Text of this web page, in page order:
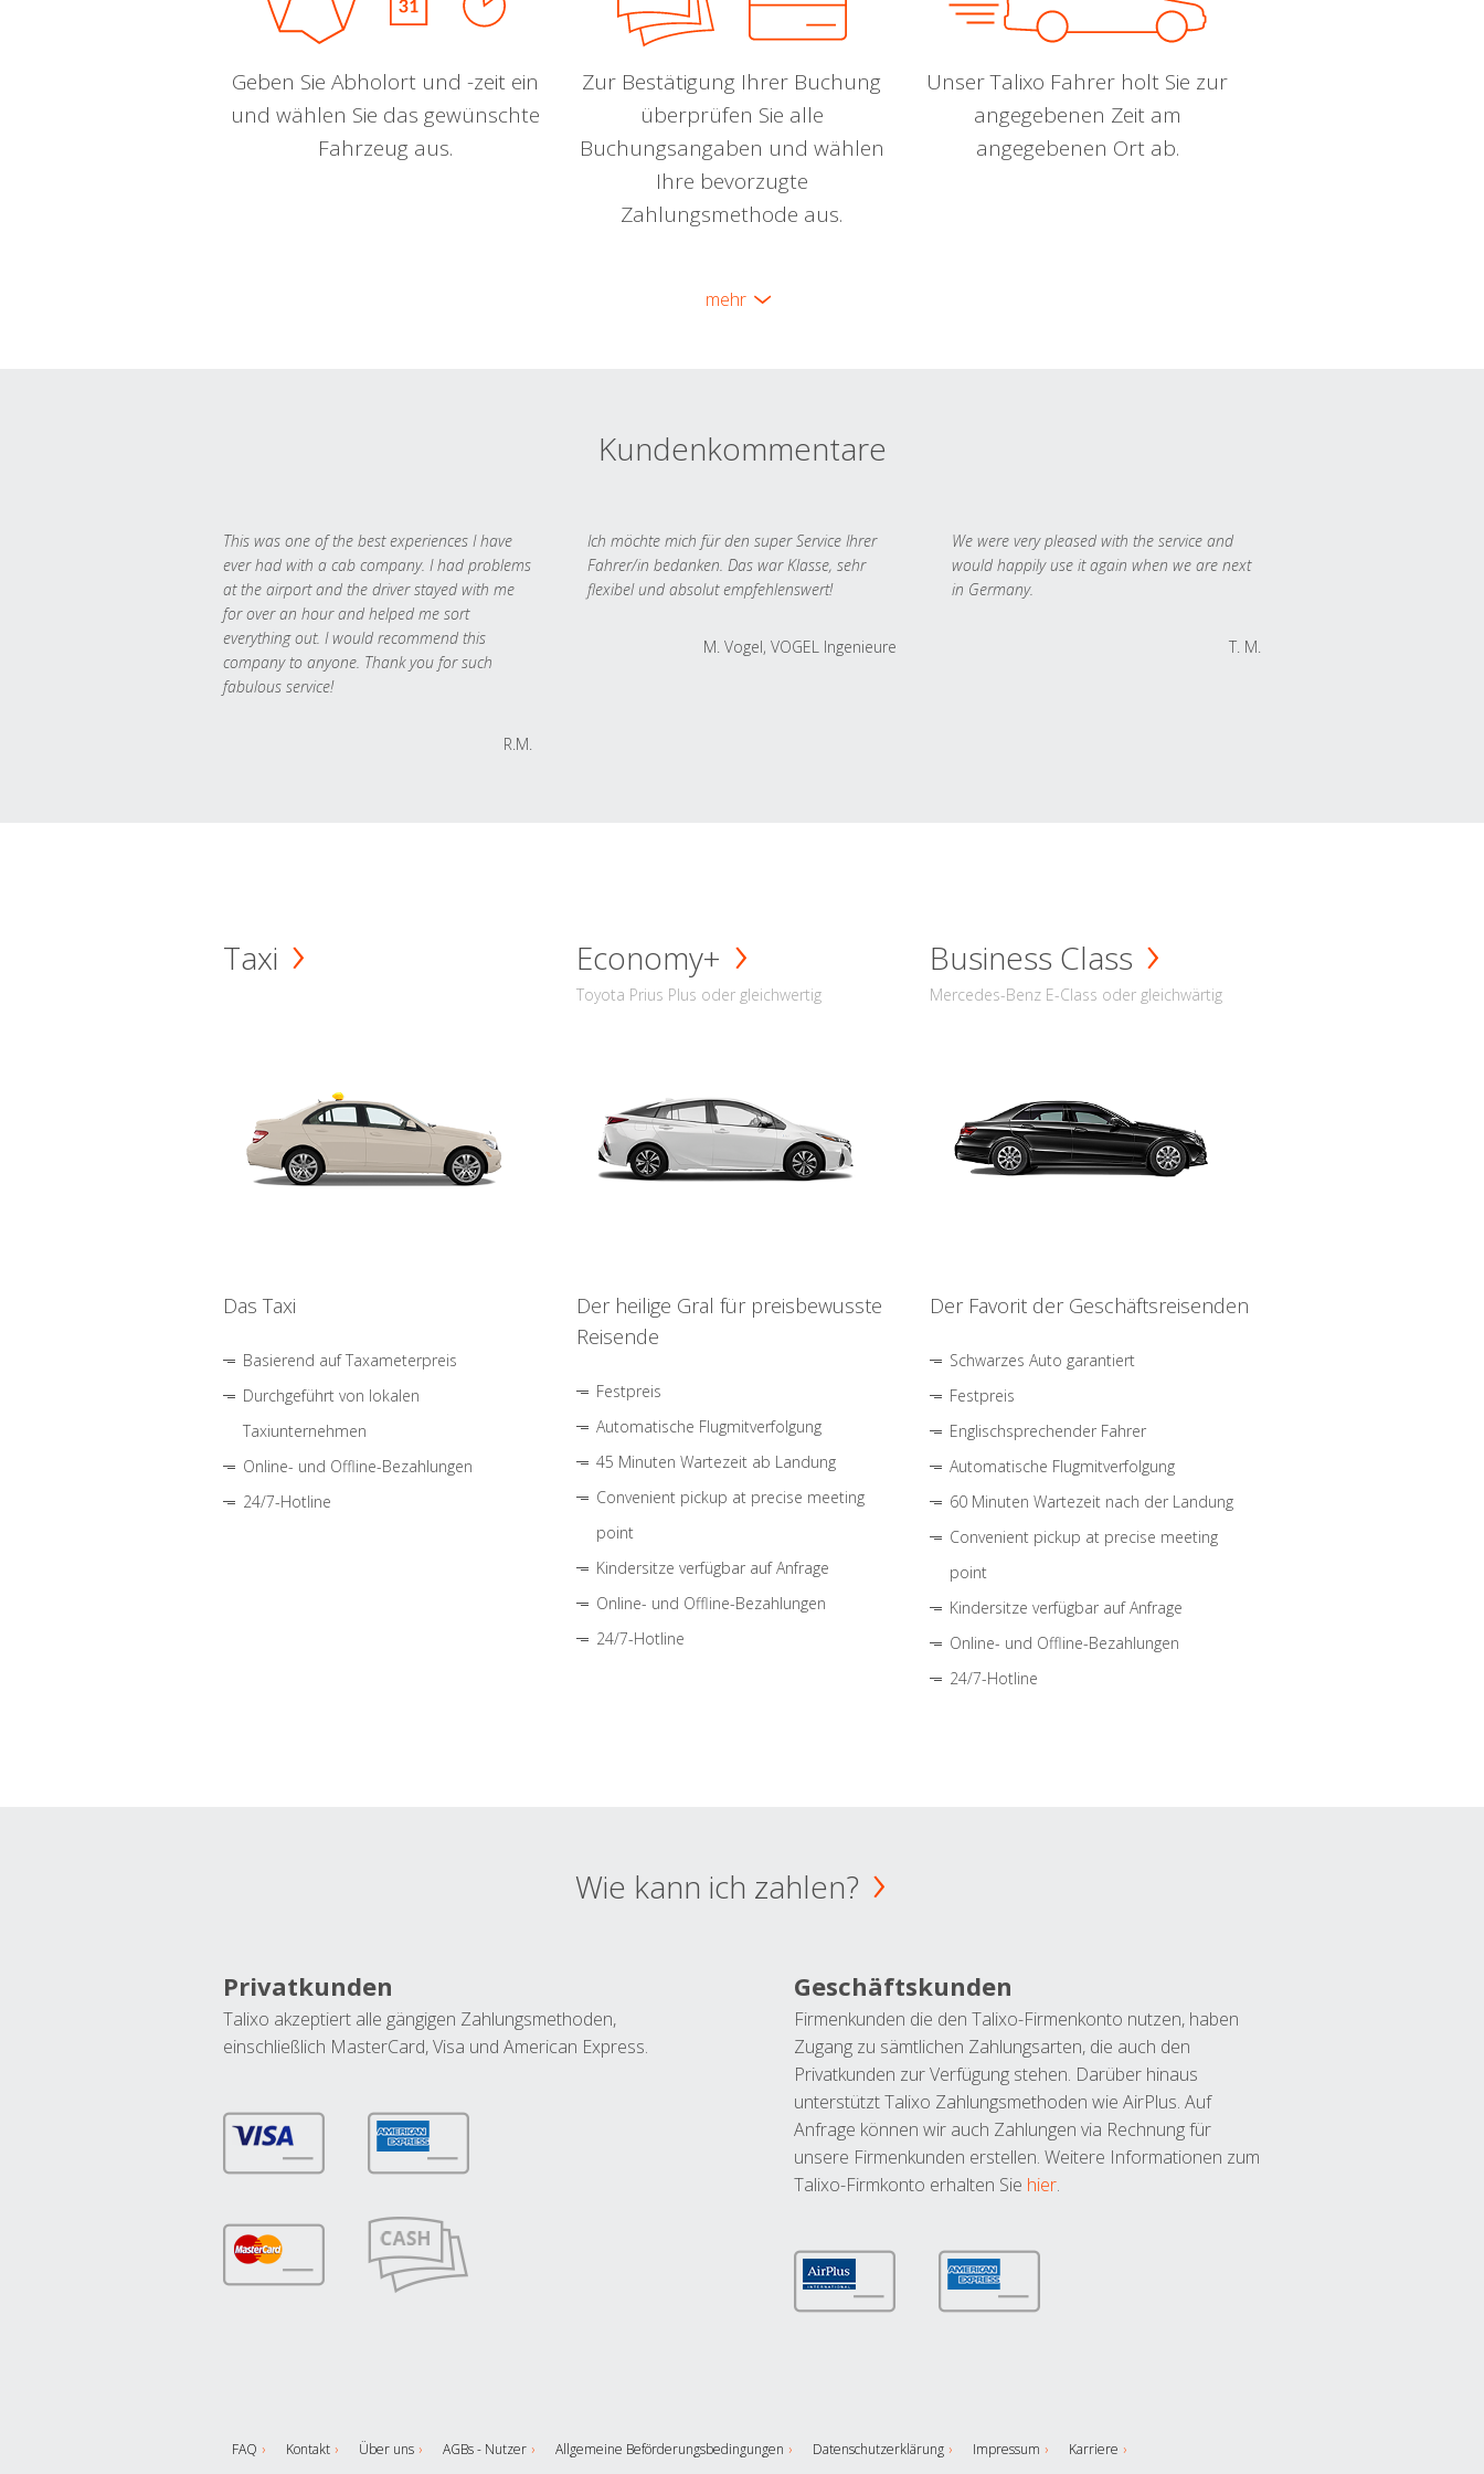
Geben Sie Abholort und -zeit ein
und wählen Sie das gewünschte
Fahrzeug aus.
Zur Bestätigung Ihrer Buchung
überprüfen Sie alle
Buchungsangaben und wählen
Ihre bevorzugte
Zahlungsmethode aus.
Unser Talixo Fahrer holt Sie zur
angegebenen Zeit am
angegebenen Ort ab.
mehr
Kundenkommentare
This was one of the best experiences I have
ever had with a cab company. I had problems
at the airport and the driver stayed with me
for over an hour and helped me sort
everything out. I would recommend this
company to anyone. Thank you for such
fabulous service!
R.M.
Ich möchte mich für den super Service Ihrer
Fahrer/in bedanken. Das war Klasse, sehr
flexibel und absolut empfehlenswert!
M. Vogel, VOGEL Ingenieure
We were very pleased with the service and
would happily use it again when we are next
in Germany.
T. M.
Taxi
Das Taxi
Basierend auf Taxameterpreis
Durchgeführt von lokalen
Taxiunternehmen
Online- und Offline-Bezahlungen
24/7-Hotline
Economy+
Toyota Prius Plus oder gleichwertig
Der heilige Gral für preisbewusste
Reisende
Festpreis
Automatische Flugmitverfolgung
45 Minuten Wartezeit ab Landung
Convenient pickup at precise meeting
point
Kindersitze verfügbar auf Anfrage
Online- und Offline-Bezahlungen
24/7-Hotline
Business Class
Mercedes-Benz E-Class oder gleichwärtig
Der Favorit der Geschäftsreisenden
Schwarzes Auto garantiert
Festpreis
Englischsprechender Fahrer
Automatische Flugmitverfolgung
60 Minuten Wartezeit nach der Landung
Convenient pickup at precise meeting
point
Kindersitze verfügbar auf Anfrage
Online- und Offline-Bezahlungen
24/7-Hotline
Wie kann ich zahlen?
Privatkunden
Talixo akzeptiert alle gängigen Zahlungsmethoden,
einschließlich MasterCard, Visa und American Express.
Geschäftskunden
Firmenkunden die den Talixo-Firmenkonto nutzen, haben
Zugang zu sämtlichen Zahlungsarten, die auch den
Privatkunden zur Verfügung stehen. Darüber hinaus
unterstützt Talixo Zahlungsmethoden wie AirPlus. Auf
Anfrage können wir auch Zahlungen via Rechnung für
unsere Firmenkunden erstellen. Weitere Informationen zum
Talixo-Firmkonto erhalten Sie hier.
FAQ Kontakt Über uns AGBs - Nutzer Allgemeine Beförderungsbedingungen Datenschutzerklärung Impressum Karriere